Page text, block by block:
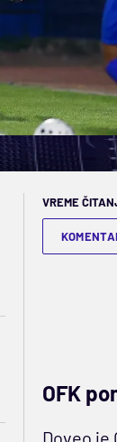
VREME
OFK
Doveo je